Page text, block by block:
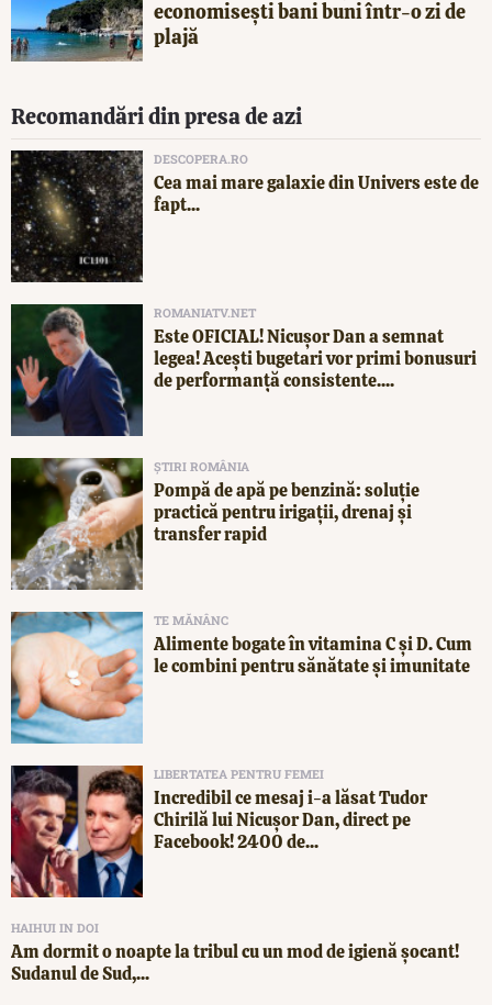
economisești bani buni într-o zi de
plajă
Recomandări din presa de azi
DESCOPERA.RO
Cea mai mare galaxie din Univers este de
fapt...
ROMANIATV.NET
Este OFICIAL! Nicușor Dan a semnat
legea! Acești bugetari vor primi bonusuri
de performanță consistente....
ȘTIRI ROMÂNIA
Pompă de apă pe benzină: soluție
practică pentru irigații, drenaj și
transfer rapid
TE MĂNÂNC
Alimente bogate în vitamina C și D. Cum
le combini pentru sănătate și imunitate
LIBERTATEA PENTRU FEMEI
Incredibil ce mesaj i-a lăsat Tudor
Chirilă lui Nicușor Dan, direct pe
Facebook! 2400 de...
HAIHUI IN DOI
Am dormit o noapte la tribul cu un mod de igienă șocant!
Sudanul de Sud,...